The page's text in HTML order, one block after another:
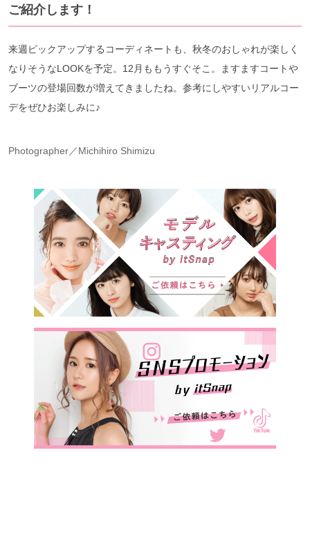
ご紹介します！
来週ピックアップするコーディネートも、秋冬のおしゃれが楽しく
なりそうなLOOKを予定。12月ももうすぐそこ。ますますコートや
ブーツの登場回数が増えてきましたね。参考にしやすいリアルコー
デをぜひお楽しみに♪
Photographer／Michihiro Shimizu